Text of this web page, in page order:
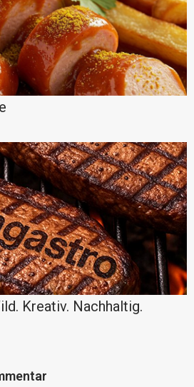
Kreativ. Nachhaltig.